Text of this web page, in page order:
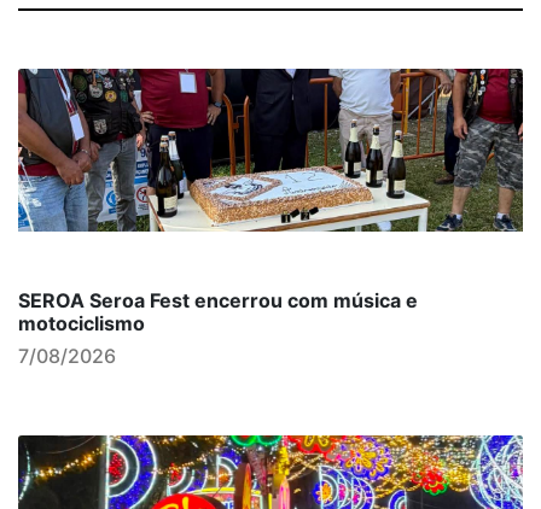
SEROA Seroa Fest encerrou com música e
motociclismo
7/08/2026